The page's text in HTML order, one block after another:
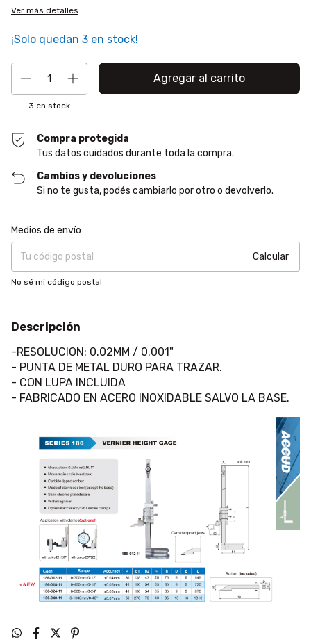
Ver más detalles
¡Solo quedan 3 en stock!
3 en stock
Compra protegida
Tus datos cuidados durante toda la compra.
Cambios y devoluciones
Si no te gusta, podés cambiarlo por otro o devolverlo.
Entregas para el CP:
Medios de envío
Calcular
No sé mi código postal
Descripción
-RESOLUCION: 0.02MM / 0.001"
- PUNTA DE METAL DURO PARA TRAZAR.
- CON LUPA INCLUIDA
- FABRICADO EN ACERO INOXIDABLE SALVO LA BASE.